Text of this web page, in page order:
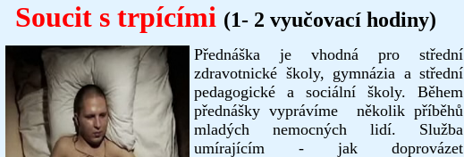
Soucit s trpícími (1- 2 vyučovací hodiny)
Přednáška je vhodná pro střední
zdravotnické školy, gymnázia a střední
pedagogické a sociální školy. Během
přednášky vyprávíme několik příběhů
mladých nemocných lidí. Služba
umírajícím - jak doprovázet